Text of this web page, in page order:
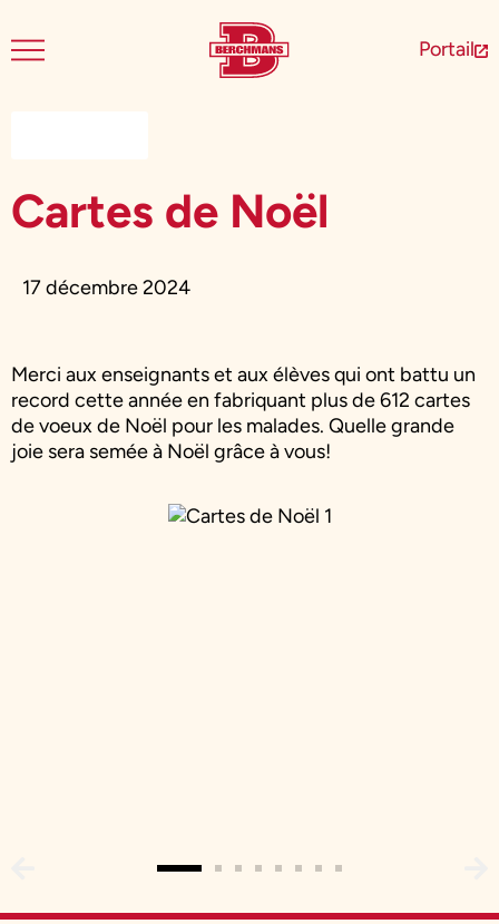
Portail
Cartes de Noël
17 décembre 2024
Merci aux enseignants et aux élèves qui ont battu un
record cette année en fabriquant plus de 612 cartes
de voeux de Noël pour les malades. Quelle grande
joie sera semée à Noël grâce à vous!